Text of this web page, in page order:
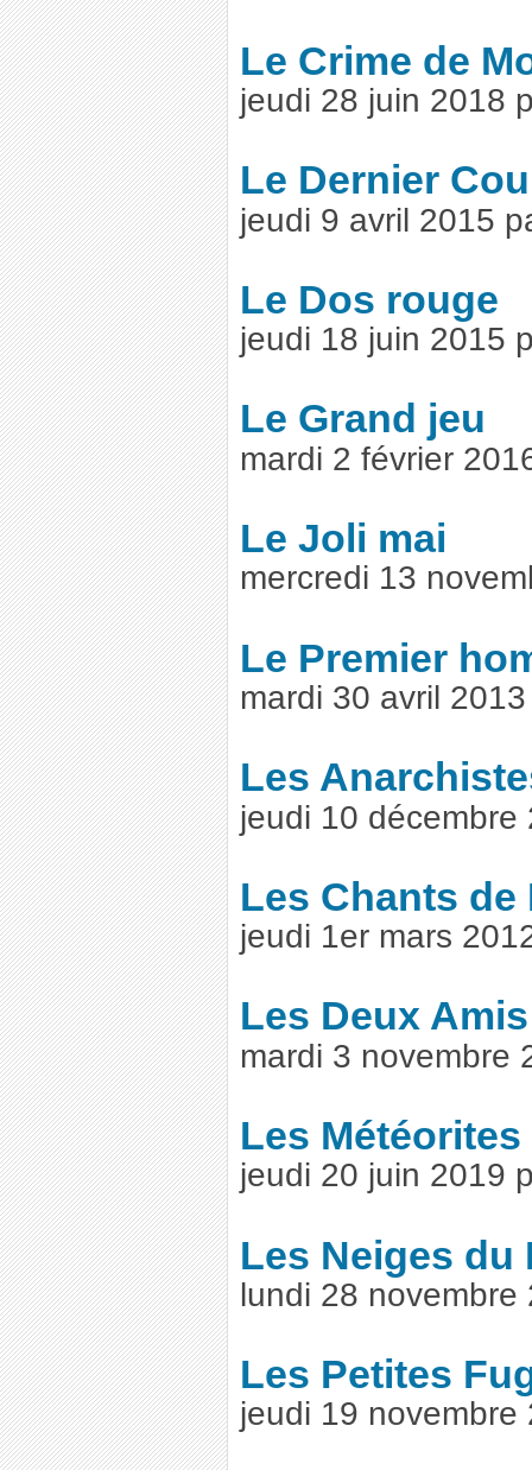
Le Crime de
jeudi 28 juin 2018
Le Dernier
jeudi 9 avril 2015
Le Dos rouge
jeudi 18 juin 2015
Le Grand jeu
mardi 2 février
Le Joli mai
mercredi 13
Le Premier
mardi 30 avril
Les
jeudi 10 décembre
Les Chants de
jeudi 1er mars
Les Deux Amis
mardi 3 novembre
Les Météorites
jeudi 20 juin 2019
Les Neiges
lundi 28 novembre
Les Petites
jeudi 19 novembre